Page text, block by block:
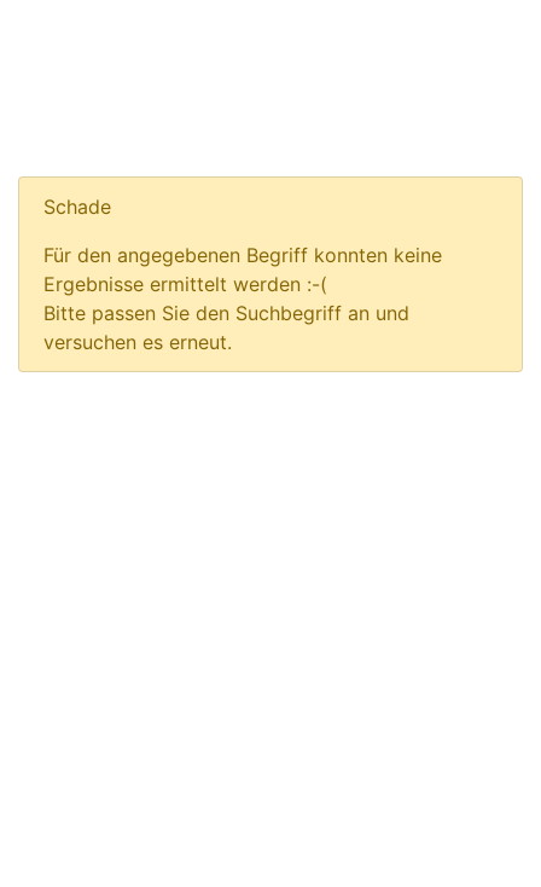
Schade
Für den angegebenen Begriff konnten keine
Ergebnisse ermittelt werden :-(
Bitte passen Sie den Suchbegriff an und
versuchen es erneut.